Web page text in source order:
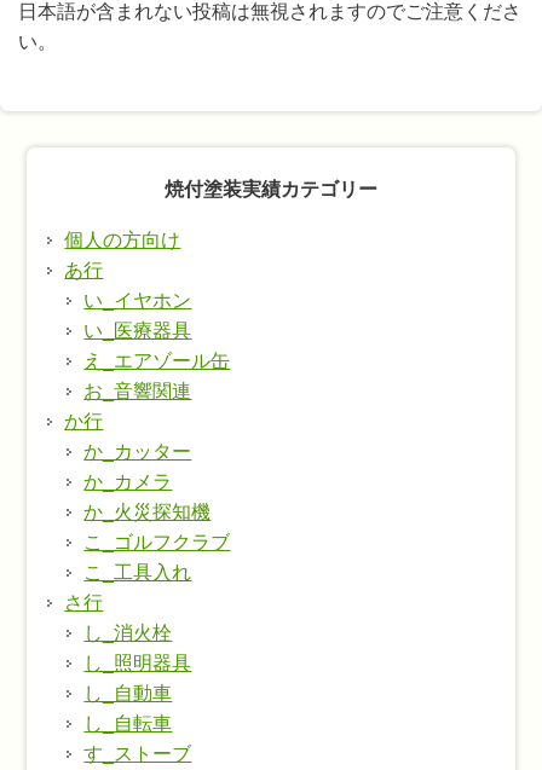
日本語が含まれない投稿は無視されますのでご注意くださ
い。
焼付塗装実績カテゴリー
個人の方向け
あ行
い_イヤホン
い_医療器具
え_エアゾール缶
お_音響関連
か行
か_カッター
か_カメラ
か_火災探知機
こ_ゴルフクラブ
こ_工具入れ
さ行
し_消火栓
し_照明器具
し_自動車
し_自転車
す_ストーブ